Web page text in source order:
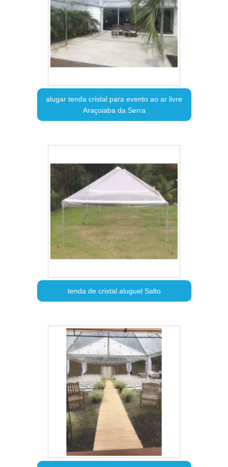
alugar tenda cristal para evento ao ar livre
Araçoiaba da Serra
tenda de cristal aluguel Salto